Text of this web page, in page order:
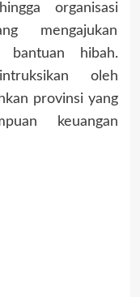
organisasi
mengajukan
bantuan hibah.
oleh
provinsi yang
keuangan